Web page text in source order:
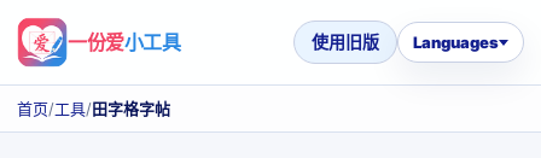
一份爱小工具 使用旧版 Languages
首页/工具/田字格字帖